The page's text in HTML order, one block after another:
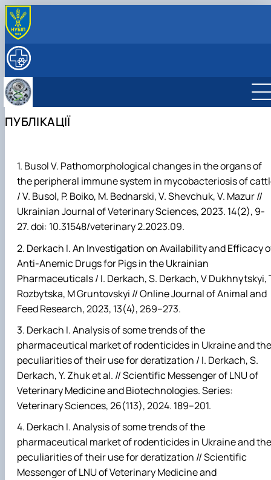
ПРО КАФЕДРУ
Структура (лабораторії, дослідницькі центри/
групи)
Наукова лабораторія, обладнання та можливості
Проекти та гранти
Фізіологія та патологія відтворення тварин
Біотехнологія та генетика відтворення
тварин
Фізіологія і патологія молочної залози
ОСВІТА
Робочі програми та ЕНК дисциплін на 2026-27
Курси
МІЖНАРОДНА ДІЯЛЬНІСТЬ
Міжнародні проекти
ПОСЛУГИ
Підвищення кваліфікації
Прейскурант на послуги клініки кафедри
ПУБЛІКАЦІЇ
Busol V. Pathomorphological changes in the organs of
the peripheral immune system in mycobacteriosis of
/ V. Busol, P. Boiko, M. Bednarski, V. Shevchuk, V. Mazur //
Ukrainian Journal of Veterinary Sciences, 2023. 14(2), 9-
27. doi: 10.31548/veterinary 2.2023.09.
Derkach I. An Investigation on Availability and Efficacy
Anti-Anemic Drugs for Pigs in the Ukrainian
Pharmaceuticals / I. Derkach, S. Derkach, V Dukhnytskyi,
Rozbytska, M Gruntovskyi // Online Journal of Animal and
Feed Research, 2023, 13(4), 269–273.
Derkach I. Analysis of some trends of the
pharmaceutical market of rodenticides in Ukraine and the
peculiarities of their use for deratization / I. Derkach, S.
Derkach, Y. Zhuk et al. // Scientific Messenger of LNU of
Veterinary Medicine and Biotechnologies.Series:
Veterinary Sciences, 26(113), 2024. 189–201.
Derkach I. Analysis of some trends of the
pharmaceutical market of rodenticides in Ukraine and the
peculiarities of their use for deratization // Scientific
Messenger of LNU of Veterinary Medicine and